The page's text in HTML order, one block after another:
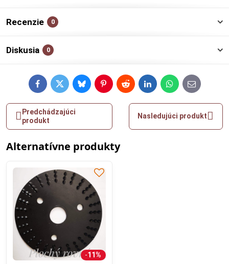
Recenzie 0
Diskusia 0
FacebookTwitterBlueskyPinterestRedditLinkedInWhatsApp
E-
mail
Predchádzajúci
produkt
Nasledujúci produkt
Alternatívne produkty
11%